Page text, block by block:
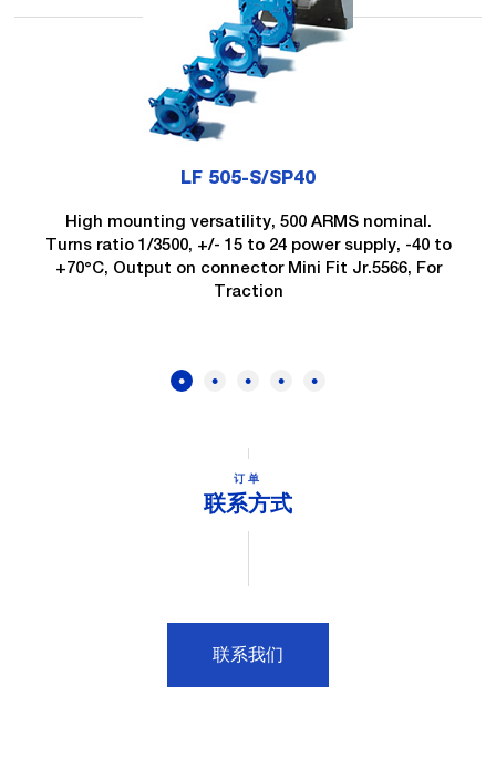
LF 505-S/SP40
High mounting versatility, 500 ARMS nominal.
Turns ratio 1/3500, +/- 15 to 24 power supply, -40 to
+70°C, Output on connector Mini Fit Jr.5566, For
Traction
订单
联系方式
联系我们